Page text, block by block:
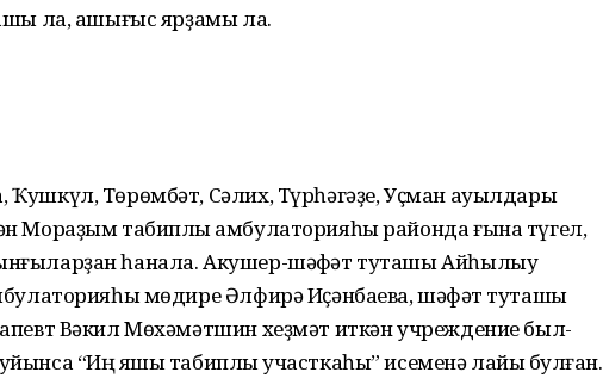
ла, ашығыс ярҙамы ла.
Төрөмбәт, Сәлих, Түрһәгәҙе, Уҫман ауылдары
Мораҙым табиплыҡ амбула­торияһы районда ғына түгел,
һанала. Акушер-шәфҡәт туташы Айһылыу
мө­дире Әлфирә Иҫәнбаева, шәф­ҡәт туташы
Вәкил Мөхәмәтшин хеҙмәт иткән учреждение был­
“Иң яҡшы табиплыҡ участкаһы” исеменә лайыҡ булған.